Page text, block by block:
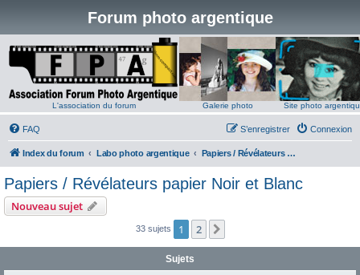
Forum photo argentique
L'association du forum Galerie photo Site photo
FAQ Connexion
S’enregistrer
Index du forum Labo photo argentique Papiers / Révélateurs papier Noir et Blanc
Papiers / Révélateurs papier Noir et Blanc
Nouveau sujet
33 sujets 1 2
Sujets